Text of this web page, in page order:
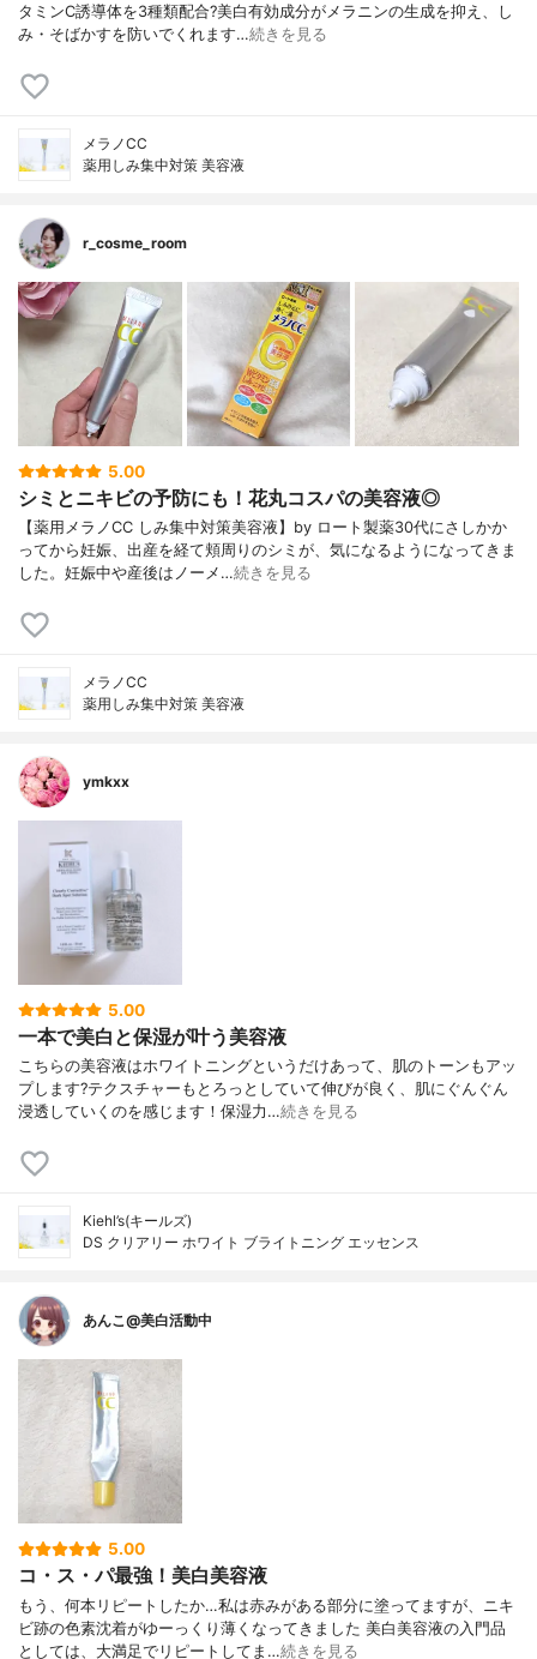
タミンC誘導体を3種類配合?美白有効成分がメラニンの生成を抑え、し
み・そばかすを防いでくれます…続きを見る
メラノCC
薬用しみ集中対策 美容液
r_cosme_room
5.00
シミとニキビの予防にも！花丸コスパの美容液◎
【薬用メラノCC しみ集中対策美容液】by ロート製薬30代にさしかか
ってから妊娠、出産を経て頬周りのシミが、気になるようになってきま
した。妊娠中や産後はノーメ…続きを見る
メラノCC
薬用しみ集中対策 美容液
ymkxx
5.00
一本で美白と保湿が叶う美容液
こちらの美容液はホワイトニングというだけあって、肌のトーンもアッ
プします?テクスチャーもとろっとしていて伸びが良く、肌にぐんぐん
浸透していくのを感じます！保湿力…続きを見る
Kiehl’s(キールズ)
DS クリアリー ホワイト ブライトニング エッセンス
あんこ@美白活動中
5.00
コ・ス・パ最強！美白美容液
もう、何本リピートしたか…私は赤みがある部分に塗ってますが、ニキ
ビ跡の色素沈着がゆーっくり薄くなってきました 美白美容液の入門品
としては、大満足でリピートしてま…続きを見る